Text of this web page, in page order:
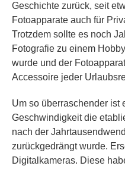
Geschichte zurück, seit
Fotoapparate auch für
Trotzdem sollte es noch
Fotografie zu einem
wurde und der
Accessoire jeder
Um so überraschender ist
Geschwindigkeit die
nach der
zurückgedrängt wurde.
Digitalkameras. Diese